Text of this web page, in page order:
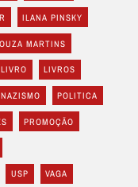
ILANA PINSKY
MARTINS
LIVRO LIVROS
NAZISMO POLITICA
PROMOÇÃO
USP VAGA